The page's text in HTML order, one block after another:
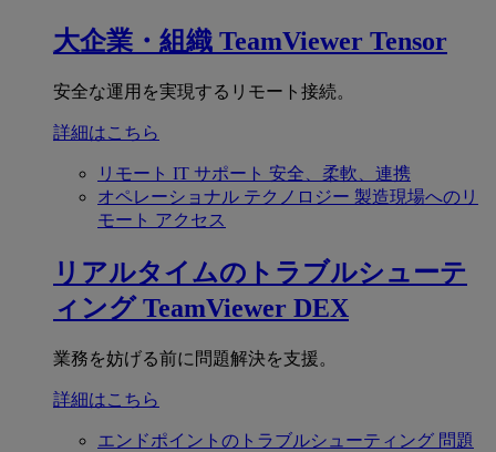
大企業・組織 TeamViewer Tensor
安全な運用を実現するリモート接続。
詳細はこちら
リモート IT サポート 安全、柔軟、連携
オペレーショナル テクノロジー 製造現場へのリ
モート アクセス
リアルタイムのトラブルシューテ
ィング TeamViewer DEX
業務を妨げる前に問題解決を支援。
詳細はこちら
エンドポイントのトラブルシューティング 問題